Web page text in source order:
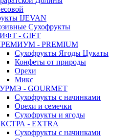
IJEVAN
Сухофрукты
- GIFT
- PREMIUM
Сухофрукты Ягоды Цукаты
Конфеты от природы
Орехи
Микс
- GOURMET
Сухофрукты с начинками
Орехи и семечки
Сухофрукты и ягоды
- EXTRA
Сухофрукты с начинками